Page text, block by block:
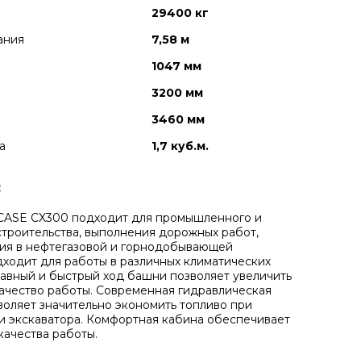
29400 кг
7,58 м
1047 мм
3200 мм
3460 мм
1,7 куб.м.
CX300 подходит для промышленного и
выполнения дорожных работ,
в нефтегазовой и горнодобывающей
для работы в различных климатических
и быстрый ход башни позволяет увеличить
работы. Современная гидравлическая
значительно экономить топливо при
экскаватора. Комфортная кабина обеспечивает
работы.